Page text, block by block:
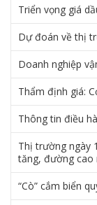
Triển vọng giá
Dự đoán về thị
Doanh nghiệp
Thẩm định giá:
Thông tin điều
Thị trường ngày
tăng, đường cao
“Cò” cắm biển